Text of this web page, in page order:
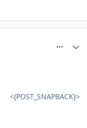
<{POST_SNAPBACK}>